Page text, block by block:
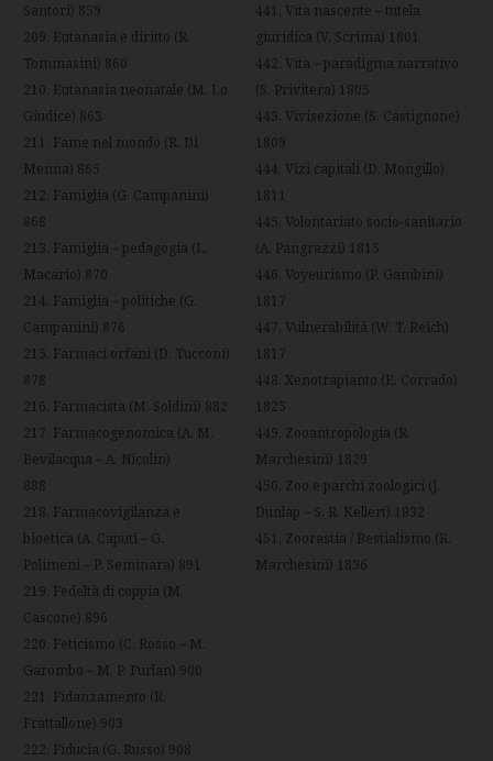
Santori) 859
209. Eutanasia e diritto (R.
Tommasini) 860
210. Eutanasia neonatale (M. Lo
Giudice) 863
211. Fame nel mondo (R. Di
Menna) 865
212. Famiglia (G. Campanini)
868
213. Famiglia – pedagogia (L.
Macario) 870
214. Famiglia – politiche (G.
Campanini) 876
215. Farmaci orfani (D. Tucconi)
878
216. Farmacista (M. Soldini) 882
217. Farmacogenomica (A. M.
Bevilacqua – A. Nicolin)
888
218. Farmacovigilanza e
bioetica (A. Caputi – G.
Polimeni – P. Seminara) 891
219. Fedeltà di coppia (M.
Cascone) 896
220. Feticismo (C. Rosso – M.
Garombo – M. P. Furlan) 900
221. Fidanzamento (R.
Frattallone) 903
222. Fiducia (G. Russo) 908
441. Vita nascente – tutela
giuridica (V. Scrima) 1801
442. Vita – paradigma narrativo
(S. Privitera) 1805
443. Vivisezione (S. Castignone)
1809
444. Vizi capitali (D. Mongillo)
1811
445. Volontariato socio-sanitario
(A. Pangrazzi) 1815
446. Voyeurismo (P. Gambini)
1817
447. Vulnerabilità (W. T. Reich)
1817
448. Xenotrapianto (E. Corrado)
1825
449. Zooantropologia (R.
Marchesini) 1829
450. Zoo e parchi zoologici (J.
Dunlap – S. R. Kellert) 1832
451. Zoorastia / Bestialismo (R.
Marchesini) 1836